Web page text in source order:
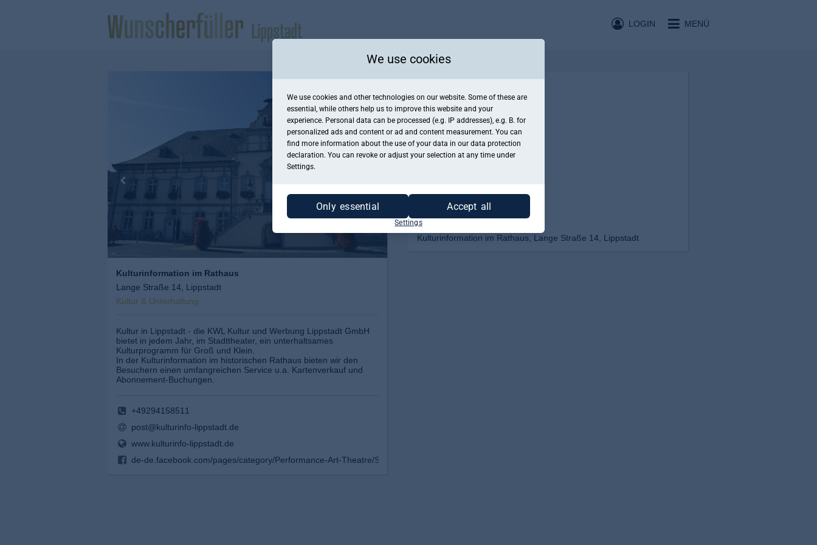
MENÜ
LOGIN
Kulturinformation im Rathaus
Lange Straße 14, Lippstadt
Kultur & Unterhaltung
Kultur in Lippstadt - die KWL Kultur und Werbung Lippstadt GmbH
bietet in jedem Jahr, im Stadttheater, ein unterhaltsames
Kulturprogramm für Groß und Klein.
In der Kulturinformation im historischen Rathaus bieten wir den
Besuchern einen umfangreichen Service u.a. Kartenverkauf und
Abonnement-Buchungen.
+49294158511
post@kulturinfo-lippstadt.de
www.kulturinfo-lippstadt.de
de-de.facebook.com/pages/category/Performance-Art-Theatre/Stadttheater-Kultur-in-Lippstadt-187323021289848/
Kulturinformation im Rathaus, Lange Straße 14, Lippstadt
We use cookies
We use cookies and other technologies on our website. Some of these are
essential, while others help us to improve this website and your
experience. Personal data can be processed (e.g. IP addresses), e.g. B. for
personalized ads and content or ad and content measurement. You can
find more information about the use of your data in our data protection
declaration. You can revoke or adjust your selection at any time under
Settings.
Only essential Accept all
Settings